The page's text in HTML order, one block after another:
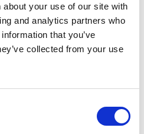
your use of our site with
and analytics partners who
that you’ve
collected from your use